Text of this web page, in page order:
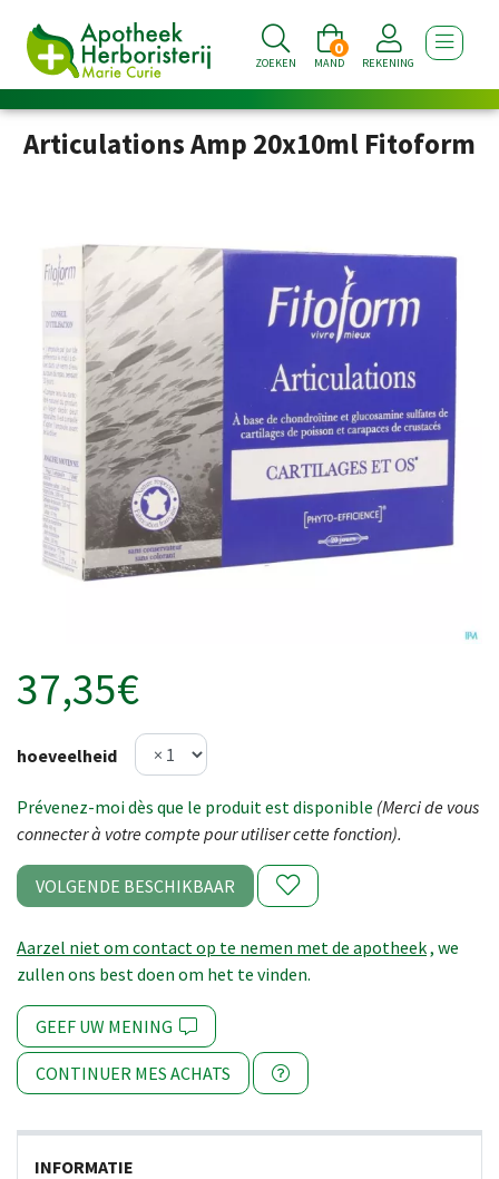
ZOEKEN MAND
0
REKENING TOON
Articulations Amp 20x10ml Fitoform
37,35€
hoeveelheid
Prévenez-moi dès que le produit est disponible (Merci de vous
connecter à votre compte pour utiliser cette fonction).
VOLGENDE BESCHIKBAAR
Aarzel niet om contact op te nemen met de apotheek, we
zullen ons best doen om het te vinden.
GEEF UW MENING
CONTINUER MES ACHATS
INFORMATIE